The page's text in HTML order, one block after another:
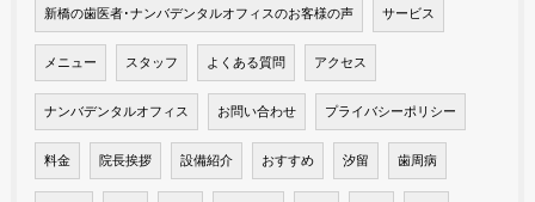
新橋の歯医者･ナンバデンタルオフィスのお客様の声 サービス
メニュー スタッフ よくある質問 アクセス
ナンバデンタルオフィス お問い合わせ プライバシーポリシー
料金 院長挨拶 設備紹介 おすすめ 汐留 歯周病